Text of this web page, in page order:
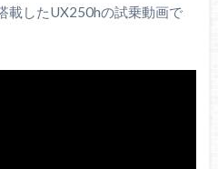
載したUX250hの試乗動画で